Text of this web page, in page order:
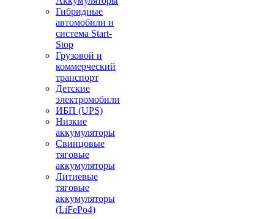
Гибридные
автомобили и
система Start-
Stop
Грузовой и
коммерческий
транспорт
Детские
электромобили
ИБП (UPS)
Низкие
аккумуляторы
Свинцовые
тяговые
аккумуляторы
Литиевые
тяговые
аккумуляторы
(LiFePo4)